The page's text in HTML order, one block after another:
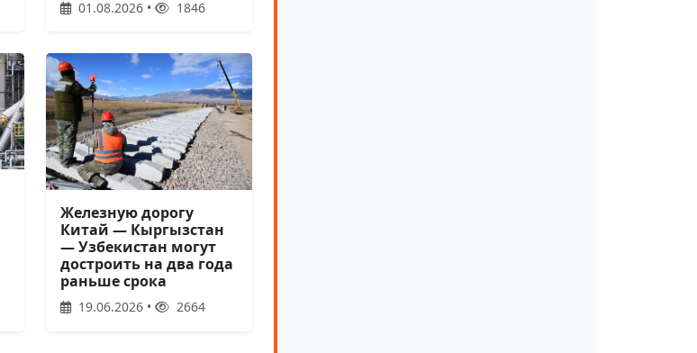
01.08.2026 • 1846
Железную дорогу
Китай — Кыргызстан
— Узбекистан могут
достроить на два года
раньше срока
19.06.2026 • 2664